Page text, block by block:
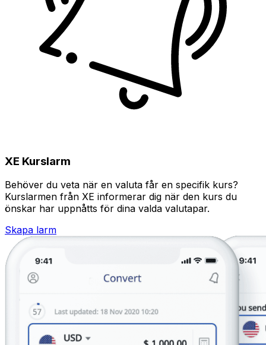
XE Kurslarm
Behöver du veta när en valuta får en specifik kurs?
Kurslarmen från XE informerar dig när den kurs du
önskar har uppnåtts för dina valda valutapar.
Skapa larm